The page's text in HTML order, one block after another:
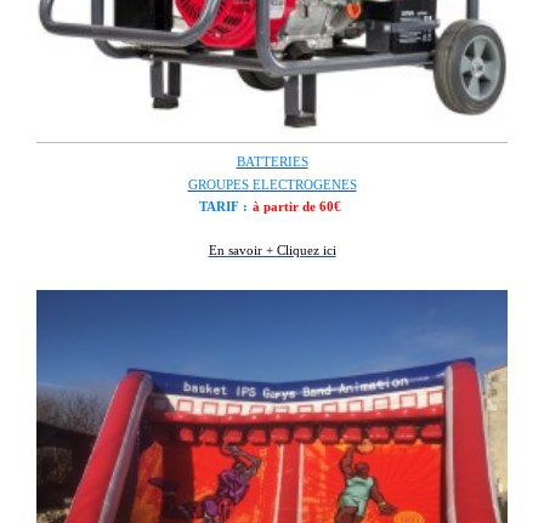
BATTERIES
GROUPES ELECTROGENES
TARIF : à partir de 60€
En savoir + Cliquez ici